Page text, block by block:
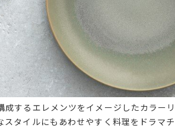
するエレメンツをイメージしたカラーリ
タイルにもあわせやすく料理をドラマチ